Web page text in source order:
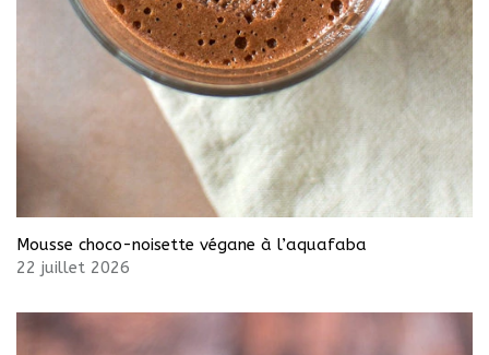
Mousse choco-noisette végane à l’aquafaba
22 juillet 2026